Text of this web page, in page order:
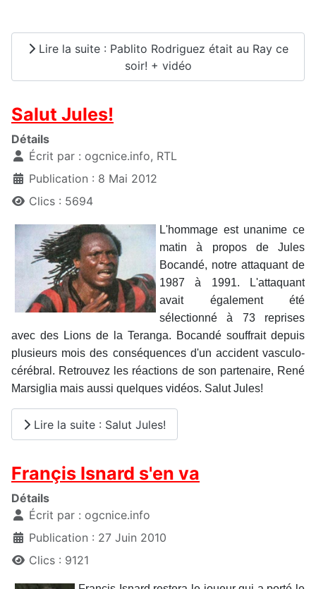
Lire la suite : Pablito Rodriguez était au Ray ce
soir! + vidéo
Salut Jules!
Détails
Écrit par : ogcnice.info, RTL
Publication : 8 Mai 2012
Clics : 5694
L'hommage est unanime ce
matin à propos de Jules
Bocandé, notre attaquant de
1987 à 1991. L'attaquant
avait également été
sélectionné à 73 reprises
avec des Lions de la Teranga. Bocandé souffrait depuis
plusieurs mois des conséquences d'un accident vasculo-
cérébral. Retrouvez les réactions de son partenaire, René
Marsiglia mais aussi quelques vidéos. Salut Jules!
Lire la suite : Salut Jules!
Françis Isnard s'en va
Détails
Écrit par : ogcnice.info
Publication : 27 Juin 2010
Clics : 9121